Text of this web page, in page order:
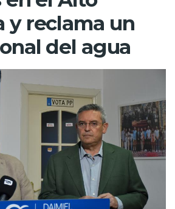
y reclama un
del agua